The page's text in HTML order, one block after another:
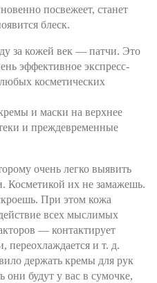
посвежеет, станет
блеск.
за кожей век — патчи. Это
эффективное экспресс-
косметических
и маски на верхнее
и преждевременные
очень легко выявить
Косметикой их не замажешь.
При этом кожа
всех мыслимых
— контактирует
и т. д.
держать кремы для рук
они будут у вас в сумочке,